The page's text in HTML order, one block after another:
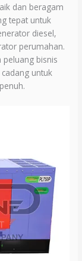
dan beragam
tepat untuk
diesel,
perumahan.
bisnis
untuk